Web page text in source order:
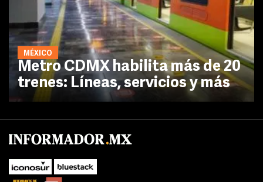
MÉXICO
Metro CDMX habilita más de 20
trenes: Líneas, servicios y más